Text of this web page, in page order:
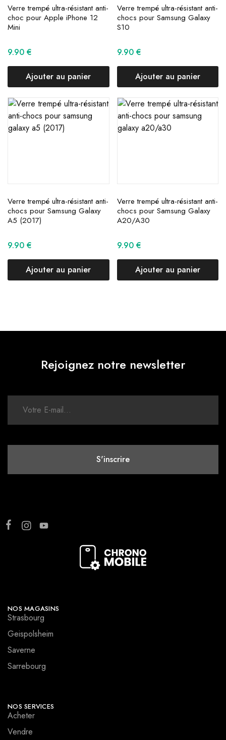
Verre trempé ultra-résistant anti-
choc pour Apple iPhone 12
Mini
9.90 €
Ajouter au panier
Verre trempé ultra-résistant anti-
chocs pour Samsung Galaxy
S10
9.90 €
Ajouter au panier
Verre trempé ultra-résistant anti-
chocs pour Samsung Galaxy
A5 (2017)
9.90 €
Ajouter au panier
Verre trempé ultra-résistant anti-
chocs pour Samsung Galaxy
A20/A30
9.90 €
Ajouter au panier
Rejoignez notre newsletter
NOS MAGASINS
Strasbourg
Geispolsheim
Saverne
Sarrebourg
NOS SERVICES
Acheter
Vendre